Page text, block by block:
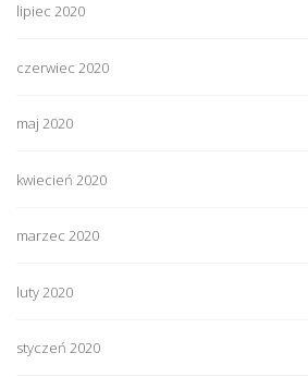
lipiec 2020
czerwiec 2020
maj 2020
kwiecień 2020
marzec 2020
luty 2020
styczeń 2020